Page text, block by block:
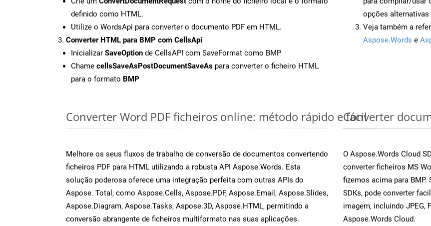
definido como HTML.
Utilize o WordsApi para converter o documento PDF em HTML.
Converter HTML para BMP com CellsApi
Inicializar SaveOption de CellsAPI com SaveFormat como BMP
Chame cellsSaveAsPostDocumentSaveAs para converter o ficheiro HTML
para o formato BMP
opções alternativas
Veja também a
Aspose.Words e
Converter Word PDF ficheiros online: método rápido e fácil
Melhore os seus fluxos de trabalho de conversão de documentos convertendo
ficheiros PDF para HTML utilizando a robusta API Aspose.Words. Esta
solução poderosa oferece uma integração perfeita com outras APIs do
Aspose. Total, como Aspose.Cells, Aspose.PDF, Aspose.Email, Aspose.Slides,
Aspose.Diagram, Aspose.Tasks, Aspose.3D, Aspose.HTML, permitindo a
conversão abrangente de ficheiros multiformato nas suas aplicações.
Converter
O Aspose.Words Cloud
converter ficheiros MS
fizemos acima para BMP.
SDKs, pode converter
imagem, incluindo JPEG,
Aspose.Words Cloud.